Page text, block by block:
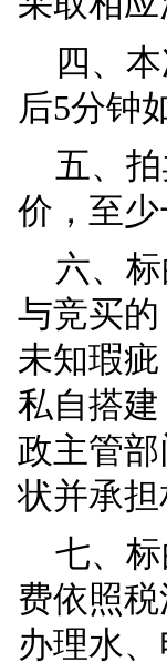
行为。
因
三
询，
发布
网拍平
碍人民
采取相
四
后5分